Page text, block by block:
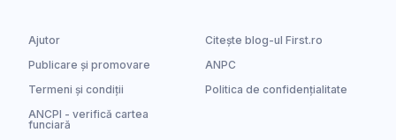
Ajutor
Citește blog-ul First.ro
Publicare și promovare
ANPC
Termeni și condiții
Politica de confidențialitate
ANCPI - verifică cartea
funciară